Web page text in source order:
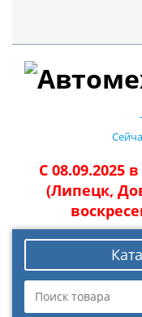
С 08.09.2025
(Липецк,